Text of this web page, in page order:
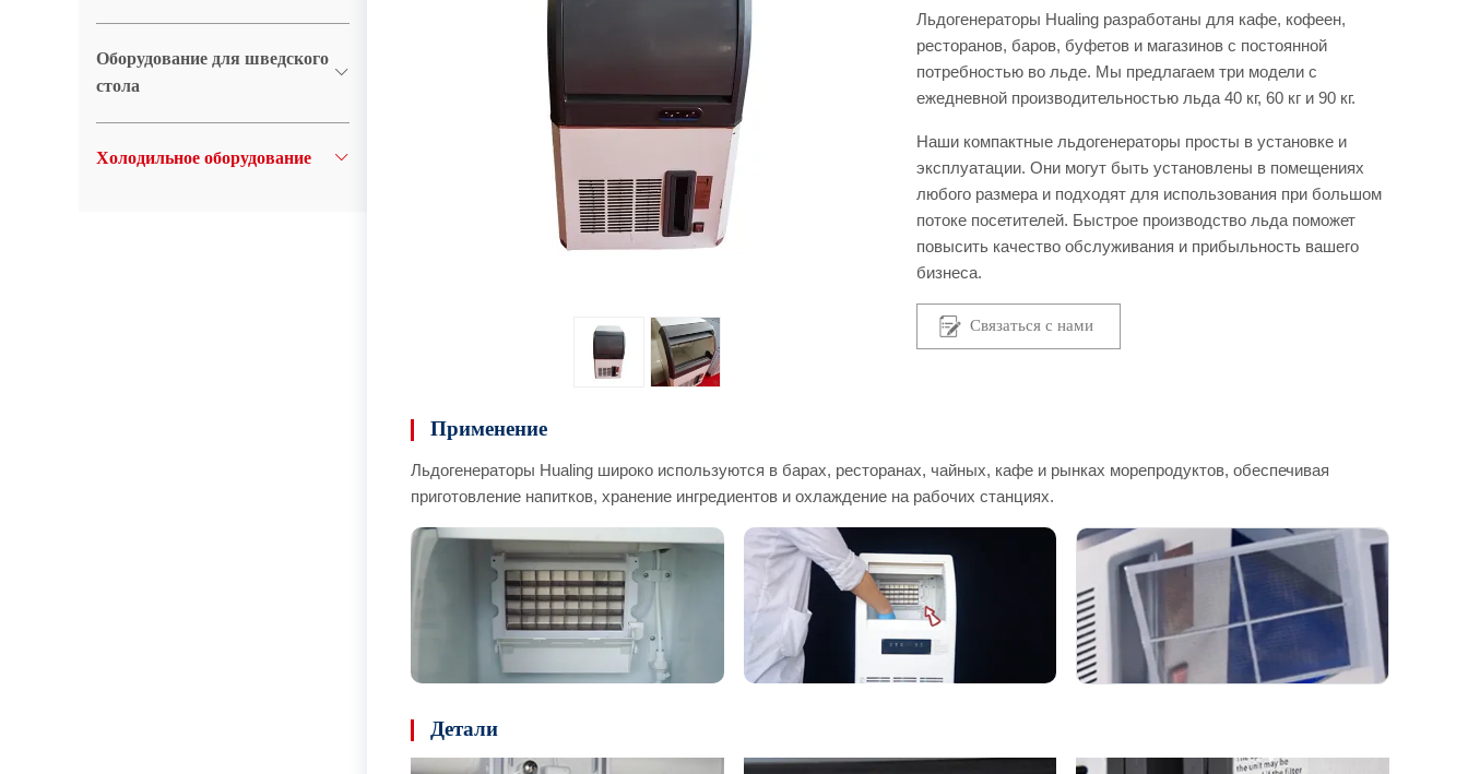
Льдогенераторы Hualing разработаны для кафе, кофеен,
ресторанов, баров, буфетов и магазинов с постоянной
потребностью во льде. Мы предлагаем три модели с
ежедневной производительностью льда 40 кг, 60 кг и 90 кг.
Наши компактные льдогенераторы просты в установке и
эксплуатации. Они могут быть установлены в помещениях
любого размера и подходят для использования при большом
потоке посетителей. Быстрое производство льда поможет
повысить качество обслуживания и прибыльность вашего
бизнеса.
Связаться с нами
Применение
Льдогенераторы Hualing широко используются в барах, ресторанах, чайных, кафе и рынках морепродуктов, обеспечивая
приготовление напитков, хранение ингредиентов и охлаждение на рабочих станциях.
Детали
Оборудование для шведского
стола
Холодильное оборудование